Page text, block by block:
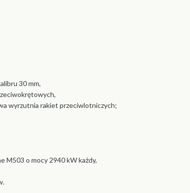
30 mm,
wyrzutnia rakiet przeciwlotniczych;
M503 o mocy 2940 kW każdy,